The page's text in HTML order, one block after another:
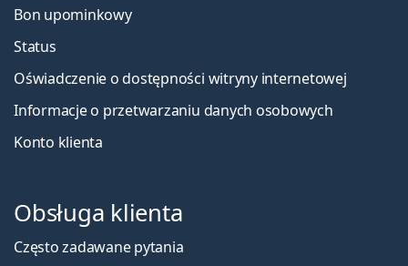
Bon upominkowy
Status
Oświadczenie o dostępności witryny internetowej
Informacje o przetwarzaniu danych osobowych
Konto klienta
Obsługa klienta
Często zadawane pytania